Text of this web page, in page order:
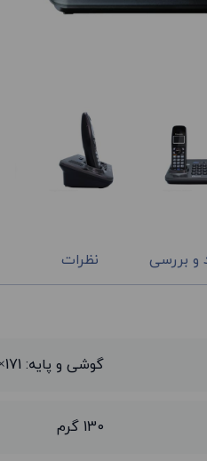
و بررسی نظرات
گوشی و پایه: 171×31×54
130 گرم